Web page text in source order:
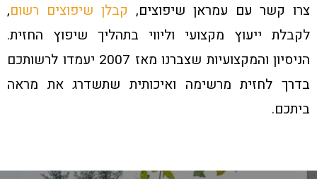
צרו קשר עם עמראן שיפוצים, קבלן שיפוצים רשום,
לקבלת ייעוץ מקצועי וליווי בתהליך שיפוץ החזית.
הניסיון והמקצועיות שצברנו מאז 2007 יעמדו לרשותכם
בדרך לחזית מרשימה ואיכותית שתשדרג את מראה
ביתכם.